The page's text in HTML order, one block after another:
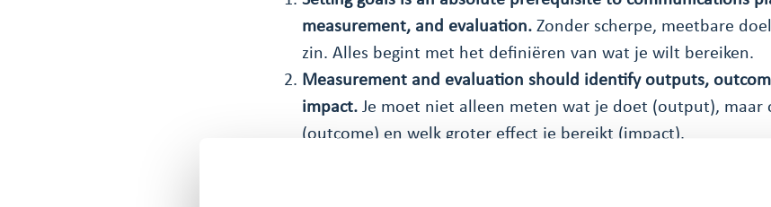
measurement, and evaluation. Zonder scherpe, meetbare
zin. Alles begint met het definiëren van wat je wilt bereiken.
Measurement and evaluation should identify outputs,
impact. Je moet niet alleen meten wat je doet (output), maar
(outcome) en welk groter effect je bereikt (impact).